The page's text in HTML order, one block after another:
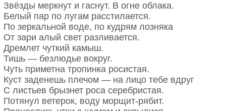
Звёзды меркнут и гаснут. В огне облака.
Белый пар по лугам расстилается.
По зеркальной воде, по кудрям лозняка
От зари алый свет разливается.
Дремлет чуткий камыш.
Тишь — безлюдье вокруг.
Чуть приметна тропинка росистая.
Куст заденешь плечом — на лицо тебе вдруг
С листьев брызнет роса серебристая.
Потянул ветерок, воду морщит-рябит.